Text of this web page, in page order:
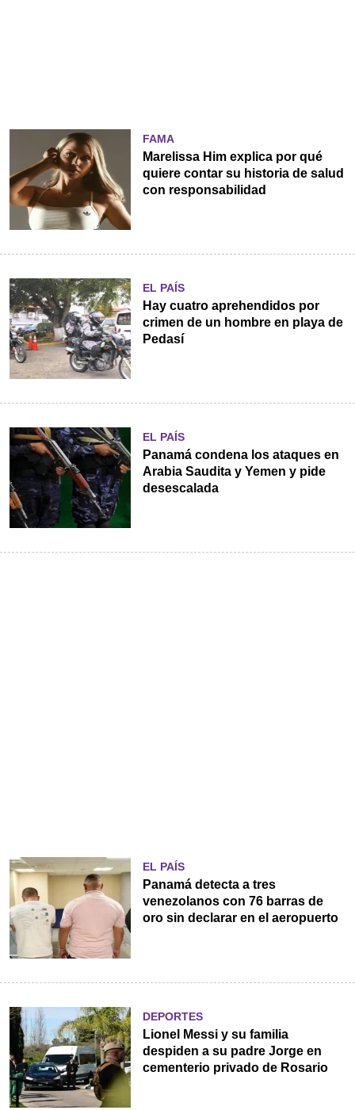
FAMA
Marelissa Him explica por qué
quiere contar su historia de salud
con responsabilidad
EL PAÍS
Hay cuatro aprehendidos por
crimen de un hombre en playa de
Pedasí
EL PAÍS
Panamá condena los ataques en
Arabia Saudita y Yemen y pide
desescalada
EL PAÍS
Panamá detecta a tres
venezolanos con 76 barras de
oro sin declarar en el aeropuerto
DEPORTES
Lionel Messi y su familia
despiden a su padre Jorge en
cementerio privado de Rosario